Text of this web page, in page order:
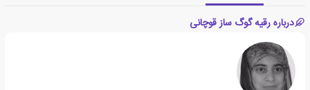
درباره رقیه گوگ ساز قوچانی